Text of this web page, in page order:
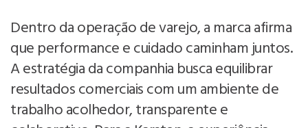
Dentro da operação de varejo, a marca afirma
que performance e cuidado caminham juntos.
A estratégia da companhia busca equilibrar
resultados comerciais com um ambiente de
trabalho acolhedor, transparente e